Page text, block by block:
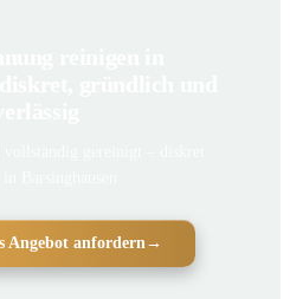
Angebot anfordern →